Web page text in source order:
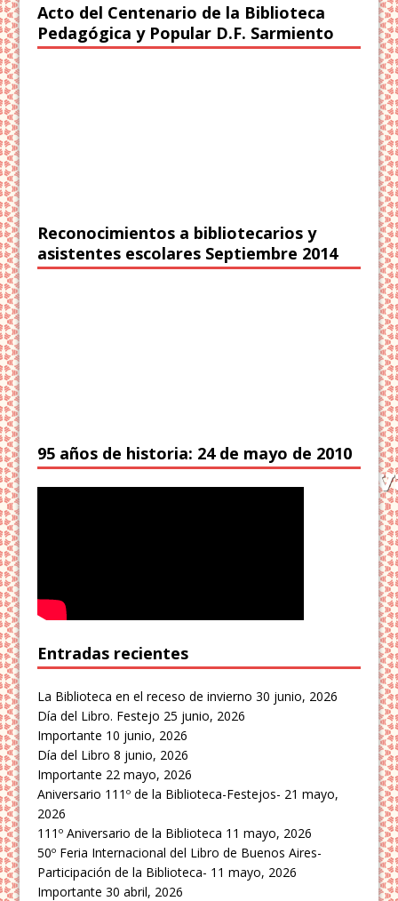
Acto del Centenario de la Biblioteca
Pedagógica y Popular D.F. Sarmiento
Reconocimientos a bibliotecarios y
asistentes escolares Septiembre 2014
95 años de historia: 24 de mayo de 2010
Entradas recientes
La Biblioteca en el receso de invierno 30 junio, 2026
Día del Libro. Festejo 25 junio, 2026
Importante 10 junio, 2026
Día del Libro 8 junio, 2026
Importante 22 mayo, 2026
Aniversario 111º de la Biblioteca-Festejos- 21 mayo,
2026
111º Aniversario de la Biblioteca 11 mayo, 2026
50º Feria Internacional del Libro de Buenos Aires-
Participación de la Biblioteca- 11 mayo, 2026
Importante 30 abril, 2026